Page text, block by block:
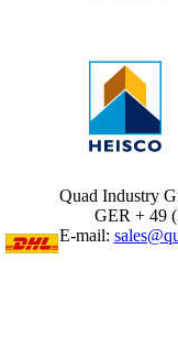
Quad Industry
GER + 49
E-mail: